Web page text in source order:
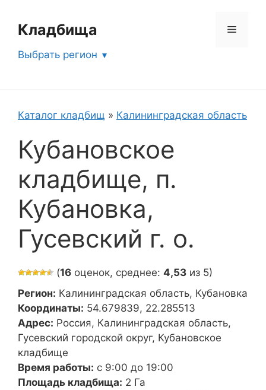
содержимому
Кладбища Меню
Выбрать регион
Каталог кладбищ » Калининградская область
Кубановское
кладбище, п.
Кубановка,
Гусевский г. о.
(16 оценок, среднее: 4,53 из 5)
Регион: Калининградская область, Кубановка
Координаты: 54.679839, 22.285513
Адрес: Россия, Калининградская область,
Гусевский городской округ, Кубановское
кладбище
Время работы: с 9:00 до 19:00
Площадь кладбища: 2 Га